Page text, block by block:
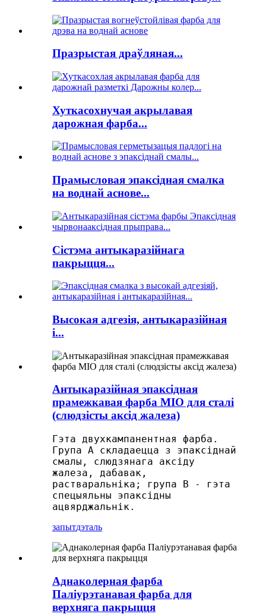
Празрыстая драўляная...
Хуткасохнучая акрылавая
дарожная фарба...
Прамысловая эпаксідная смалка
на воднай аснове...
Сістэма антыкаразійнага
пакрыцця...
Высокая адгезія, антыкаразійная
і...
Антыкаразійная эпаксідная
прамежкавая фарба MIO для сталі
(слюдзісты аксід жалеза)
Гэта двухкампанентная фарба.
Група А складаецца з эпаксіднай
смалы, слюдзянага аксіду
жалеза, дабавак,
растваральніка; група В - гэта
спецыяльны эпаксідны
ацвярджальнік.
запытдэталь
Аднаколерная фарба
Паліурэтанавая фарба для
верхняга пакрыцця